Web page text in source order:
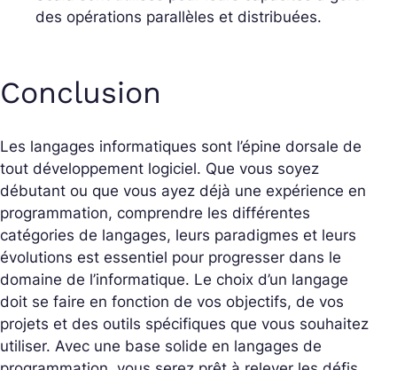
des opérations parallèles et distribuées.
Conclusion
Les langages informatiques sont l’épine dorsale de
tout développement logiciel. Que vous soyez
débutant ou que vous ayez déjà une expérience en
programmation, comprendre les différentes
catégories de langages, leurs paradigmes et leurs
évolutions est essentiel pour progresser dans le
domaine de l’informatique. Le choix d’un langage
doit se faire en fonction de vos objectifs, de vos
projets et des outils spécifiques que vous souhaitez
utiliser. Avec une base solide en langages de